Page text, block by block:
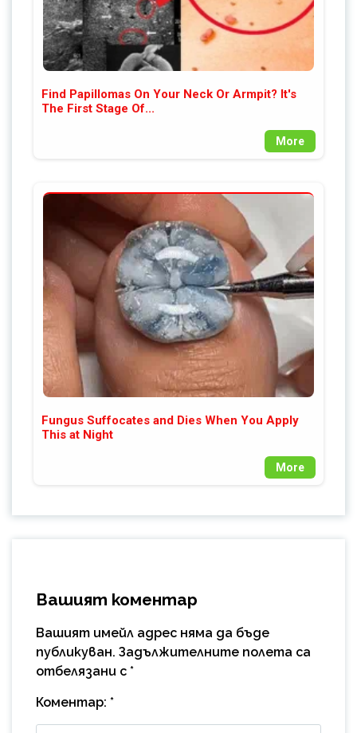
Find Papillomas On Your Neck Or Armpit? It's
The First Stage Of...
More
Fungus Suffocates and Dies When You Apply
This at Night
More
Вашият коментар
Вашият имейл адрес няма да бъде
публикуван. Задължителните полета са
отбелязани с *
Коментар: *